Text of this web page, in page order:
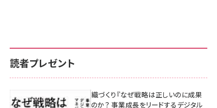
読者プレゼント
成果を生む組織づくり『なぜ戦略は正しいのに成果
があがらないのか？ 事業成長をリードするデジタル